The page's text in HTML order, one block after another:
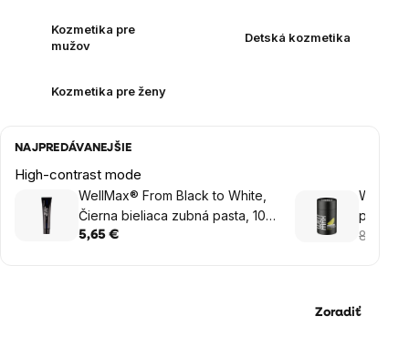
Kozmetika pre
mužov
Detská kozmetika
Kozmetika pre ženy
NAJPREDÁVANEJŠIE
High-contrast mode
WellMax® From Black to White,
Čierna bieliaca zubná pasta, 105
g
5,65 €
8,90 €
Zoradiť